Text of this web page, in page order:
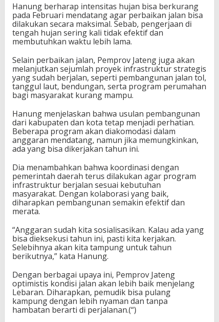
Hanung berharap intensitas hujan bisa berkurang
pada Februari mendatang agar perbaikan jalan bisa
dilakukan secara maksimal. Sebab, pengerjaan di
tengah hujan sering kali tidak efektif dan
membutuhkan waktu lebih lama.
Selain perbaikan jalan, Pemprov Jateng juga akan
melanjutkan sejumlah proyek infrastruktur strategis
yang sudah berjalan, seperti pembangunan jalan tol,
tanggul laut, bendungan, serta program perumahan
bagi masyarakat kurang mampu.
Hanung menjelaskan bahwa usulan pembangunan
dari kabupaten dan kota tetap menjadi perhatian.
Beberapa program akan diakomodasi dalam
anggaran mendatang, namun jika memungkinkan,
ada yang bisa dikerjakan tahun ini.
Dia menambahkan bahwa koordinasi dengan
pemerintah daerah terus dilakukan agar program
infrastruktur berjalan sesuai kebutuhan
masyarakat. Dengan kolaborasi yang baik,
diharapkan pembangunan semakin efektif dan
merata.
“Anggaran sudah kita sosialisasikan. Kalau ada yang
bisa dieksekusi tahun ini, pasti kita kerjakan.
Selebihnya akan kita tampung untuk tahun
berikutnya,” kata Hanung.
Dengan berbagai upaya ini, Pemprov Jateng
optimistis kondisi jalan akan lebih baik menjelang
Lebaran. Diharapkan, pemudik bisa pulang
kampung dengan lebih nyaman dan tanpa
hambatan berarti di perjalanan.(“)